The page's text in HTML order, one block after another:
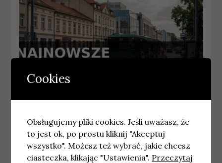
Najnowsze wiadomości Bielsko-Biała –
Piątek 31.07.2026
31 lipca, 2026 wiadomosci
Cookies
Obsługujemy pliki cookies. Jeśli uważasz, że
to jest ok, po prostu kliknij "Akceptuj
wszystko". Możesz też wybrać, jakie chcesz
ciasteczka, klikając "Ustawienia". Przeczytaj